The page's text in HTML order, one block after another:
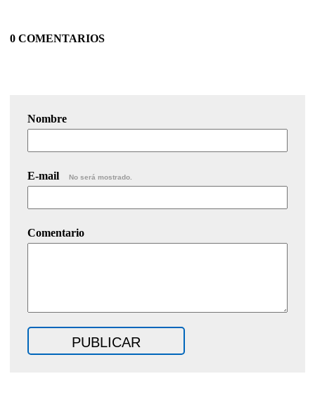
0 COMENTARIOS
Nombre
E-mail No será mostrado.
Comentario